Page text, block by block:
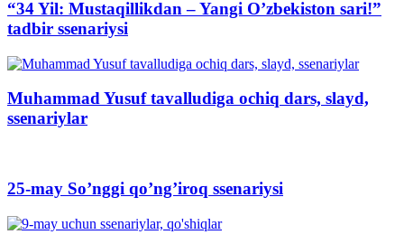
“34 Yil: Mustaqillikdan – Yangi O’zbekiston sari!”
tadbir ssenariysi
Muhammad Yusuf tavalludiga ochiq dars, slayd,
ssenariylar
25-may So’nggi qo’ng’iroq ssenariysi